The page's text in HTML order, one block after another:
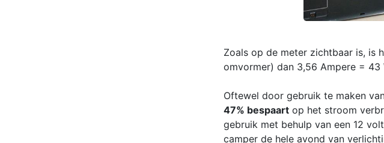
Zoals op de meter zichtbaar is, is
omvormer) dan 3,56 Ampere = 43
Oftewel door gebruik te maken
47% bespaart op het stroom
gebruik met behulp van een 12
camper de hele avond van